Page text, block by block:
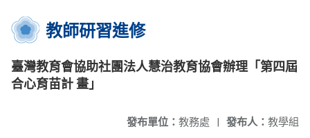
教師研習進修
臺灣教育會協助社團法人慧治教育協會辦理「第四屆
合心育苗計 畫」
發布人： 教學組
發布單位： 教務處 |